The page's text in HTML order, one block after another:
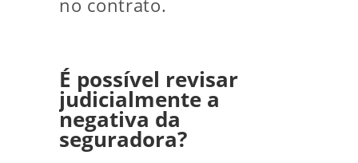
no contrato.
É possível revisar
judicialmente a
negativa da
seguradora?